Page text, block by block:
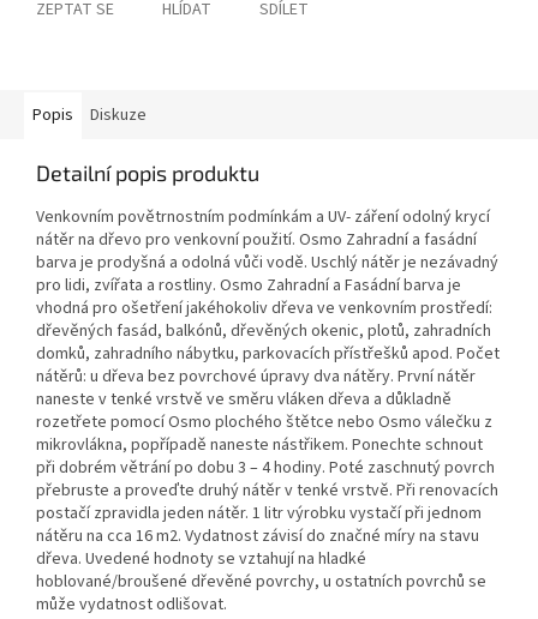
ZEPTAT SE HLÍDAT SDÍLET
Popis Diskuze
Detailní popis produktu
Venkovním povětrnostním podmínkám a UV- záření odolný krycí
nátěr na dřevo pro venkovní použití. Osmo Zahradní a fasádní
barva je prodyšná a odolná vůči vodě. Uschlý nátěr je nezávadný
pro lidi, zvířata a rostliny. Osmo Zahradní a Fasádní barva je
vhodná pro ošetření jakéhokoliv dřeva ve venkovním prostředí:
dřevěných fasád, balkónů, dřevěných okenic, plotů, zahradních
domků, zahradního nábytku, parkovacích přístřešků apod. Počet
nátěrů: u dřeva bez povrchové úpravy dva nátěry. První nátěr
naneste v tenké vrstvě ve směru vláken dřeva a důkladně
rozetřete pomocí Osmo plochého štětce nebo Osmo válečku z
mikrovlákna, popřípadě naneste nástřikem. Ponechte schnout
při dobrém větrání po dobu 3 – 4 hodiny. Poté zaschnutý povrch
přebruste a proveďte druhý nátěr v tenké vrstvě. Při renovacích
postačí zpravidla jeden nátěr. 1 litr výrobku vystačí při jednom
nátěru na cca 16 m2. Vydatnost závisí do značné míry na stavu
dřeva. Uvedené hodnoty se vztahují na hladké
hoblované/broušené dřevěné povrchy, u ostatních povrchů se
může vydatnost odlišovat.